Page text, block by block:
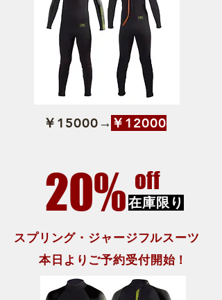
​￥15000→ ​￥12000
off
20%​在庫限り
​スプリング・ジャージフルスーツ
​本日よりご予約受付開始！